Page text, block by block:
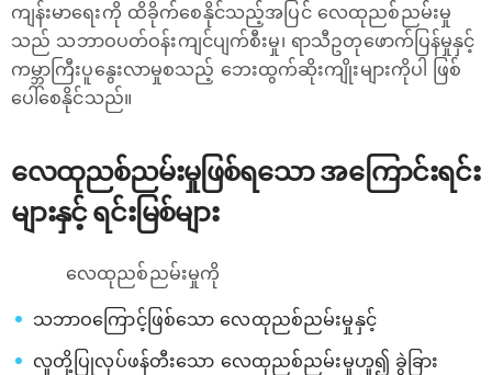
ကျန်းမာရေးကို ထိခိုက်စေနိုင်သည့်အပြင် လေထုညစ်ညမ်းမှု
သည် သဘာဝပတ်ဝန်းကျင်ပျက်စီးမှု၊ ရာသီဥတုဖောက်ပြန်မှုနှင့်
ကမ္ဘာကြီးပူနွေးလာမှုစသည့် ဘေးထွက်ဆိုးကျိုးများကိုပါ ဖြစ်
ပေါ်စေနိုင်သည်။
လေထုညစ်ညမ်းမှုဖြစ်ရသော အကြောင်းရင်း
များနှင့် ရင်းမြစ်များ
လေထုညစ်ညမ်းမှုကို
သဘာဝကြောင့်ဖြစ်သော လေထုညစ်ညမ်းမှုနှင့်
လူတို့ပြုလုပ်ဖန်တီးသော လေထုညစ်ညမ်းမှုဟူ၍ ခွဲခြား